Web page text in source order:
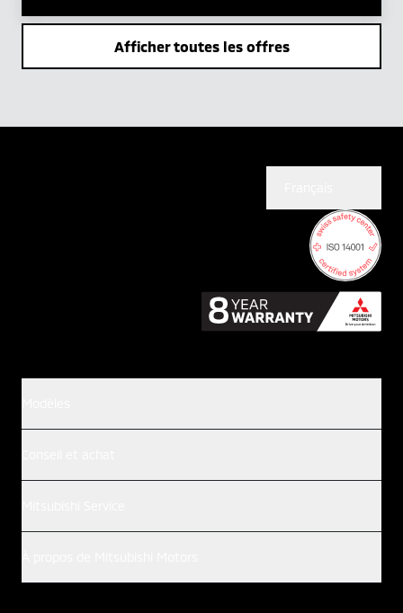
Afficher toutes les offres